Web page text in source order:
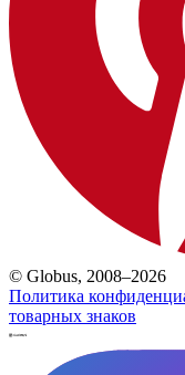
© Globus, 2008–2026
Политика
товарных знаков